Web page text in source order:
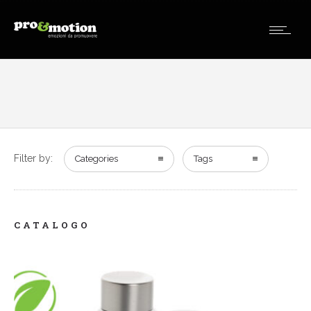
Filter by: Categories Tags
CATALOGO